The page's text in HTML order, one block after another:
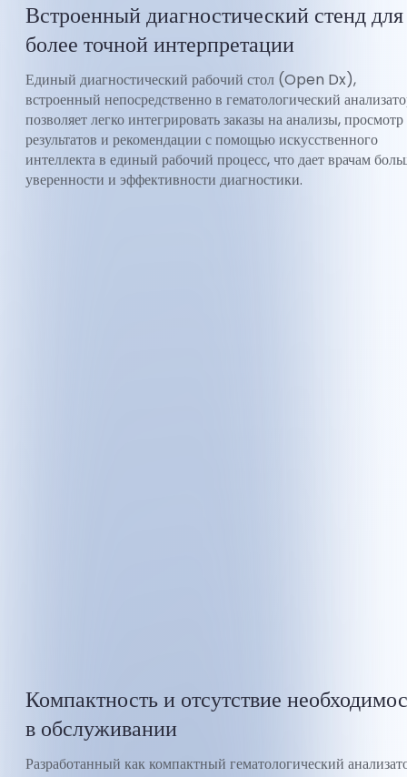
Встроенный диагностический стенд для
более точной интерпретации
Единый диагностический рабочий стол (Open Dx),
встроенный непосредственно в гематологический
позволяет легко интегрировать заказы на анализы, просмотр
результатов и рекомендации с помощью искусственного
интеллекта в единый рабочий процесс, что дает врачам
уверенности и эффективности диагностики.
Компактность и отсутствие
в обслуживании
Разработанный как компактный гематологический